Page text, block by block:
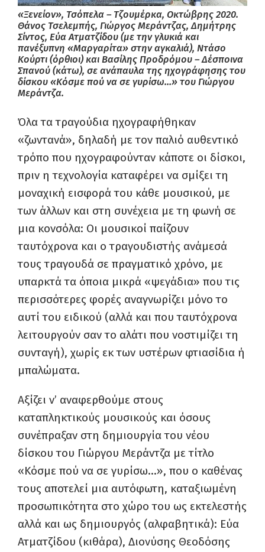
«Ξενείον», Τσόπελα – Τζουμέρκα, Οκτώβρης 2020.
Θάνος Τσελεμπής, Γιώργος Μεράντζας, Δημήτρης
Σίντος, Εύα Ατματζίδου (με την γλυκιά και
πανέξυπνη «Μαργαρίτα» στην αγκαλιά), Ντάσο
Κούρτι (όρθιοι) και Βασίλης Προδρόμου – Δέσποινα
Σπανού (κάτω), σε ανάπαυλα της ηχογράφησης του
δίσκου «Κόσμε πού να σε γυρίσω…» του Γιώργου
Μεράντζα.
Όλα τα τραγούδια ηχογραφήθηκαν
«ζωντανά», δηλαδή με τον παλιό αυθεντικό
τρόπο που ηχογραφούνταν κάποτε οι δίσκοι,
πριν η τεχνολογία καταφέρει να σμίξει τη
μοναχική εισφορά του κάθε μουσικού, με
των άλλων και στη συνέχεια με τη φωνή σε
μια κονσόλα: Οι μουσικοί παίζουν
ταυτόχρονα και ο τραγουδιστής ανάμεσά
τους τραγουδά σε πραγματικό χρόνο, με
υπαρκτά τα όποια μικρά «ψεγάδια» που τις
περισσότερες φορές αναγνωρίζει μόνο το
αυτί του ειδικού (αλλά και που ταυτόχρονα
λειτουργούν σαν το αλάτι που νοστιμίζει τη
συνταγή), χωρίς εκ των υστέρων φτιασίδια ή
μπαλώματα.
Αξίζει ν’ αναφερθούμε στους
καταπληκτικούς μουσικούς και όσους
συνέπραξαν στη δημιουργία του νέου
δίσκου του Γιώργου Μεράντζα με τίτλο
«Κόσμε πού να σε γυρίσω…», που ο καθένας
τους αποτελεί μια αυτόφωτη, καταξιωμένη
προσωπικότητα στο χώρο του ως εκτελεστής
αλλά και ως δημιουργός (αλφαβητικά): Εύα
Ατματζίδου (κιθάρα), Διονύσης Θεοδόσης